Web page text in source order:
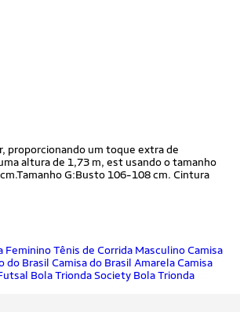
proporcionando um toque extra de
altura de 1,73 m, est usando o tamanho
G:Busto 106-108 cm. Cintura
FemininoTênis de Corrida Masculino Camisa
do Brasil Camisa do Brasil Amarela Camisa
Bola Trionda Society Bola Trionda